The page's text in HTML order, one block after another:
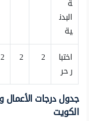
ة
البدن
ية
اختبا
ر حر
2
2
2
جدول درجات الأعمال
الكويت